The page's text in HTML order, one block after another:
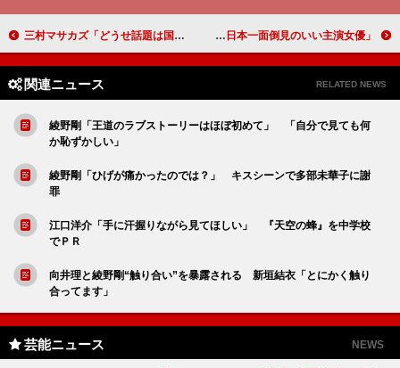
三村マサカズ「どうせ話題は国分太一くんの結婚」 大竹一樹「次男の名前は泰雅（たいが）」 石井杏奈、初主演に「夢がかなった」 川村監督「日本一面倒見のいい主演女優」
関連ニュース RELATED NEWS
綾野剛「王道のラブストーリーはほぼ初めて」 「自分で見ても何
か恥ずかしい」
綾野剛「ひげが痛かったのでは？」 キスシーンで多部未華子に謝
罪
江口洋介「手に汗握りながら見てほしい」 『天空の蜂』を中学校
でＰＲ
向井理と綾野剛“触り合い”を暴露される 新垣結衣「とにかく触り
合ってます」
芸能ニュース NEWS